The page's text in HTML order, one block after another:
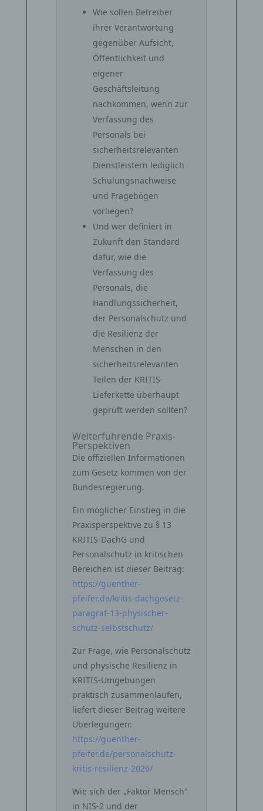
Wie sollen Betreiber
ihrer Verantwortung
gegenüber Aufsicht,
Öffentlichkeit und
eigener
Geschäftsleitung
nachkommen, wenn zur
Verfassung des
Personals bei
sicherheitsrelevanten
Dienstleistern lediglich
Schulungsnachweise
und Fragebögen
vorliegen?
Und wer definiert in
Zukunft den Standard
dafür, wie die
Verfassung des
Personals, die
Handlungssicherheit,
der Personalschutz und
die Resilienz der
Menschen in den
sicherheitsrelevanten
Teilen der KRITIS-
Lieferkette überhaupt
geprüft werden sollten?
Weiterführende Praxis-
Perspektiven
Die offiziellen Informationen
zum Gesetz kommen von der
Bundesregierung.
Ein möglicher Einstieg in die
Praxisperspektive zu § 13
KRITIS‑DachG und
Personalschutz in kritischen
Bereichen ist dieser Beitrag:
https://guenther-
pfeifer.de/kritis-dachgesetz-
paragraf-13-physischer-
schutz-selbstschutz/
Zur Frage, wie Personalschutz
und physische Resilienz in
KRITIS-Umgebungen
praktisch zusammenlaufen,
liefert dieser Beitrag weitere
Überlegungen:
https://guenther-
pfeifer.de/personalschutz-
kritis-resilienz-2026/
Wie sich der „Faktor Mensch“
in NIS‑2 und der